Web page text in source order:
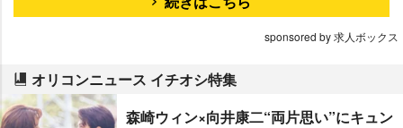
sponsored by 求人ボックス
オリコンニュース イチオシ特集
森崎ウィン×向井康二“両片思い”にキュン